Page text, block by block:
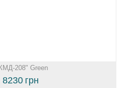
208" Green
8230 грн